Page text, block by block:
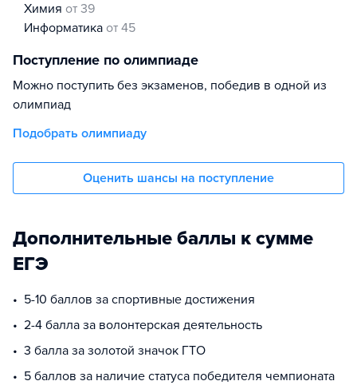
химия от 39
информатика от 45
Поступление по олимпиаде
Можно поступить без экзаменов, победив в одной из
олимпиад
Подобрать олимпиаду
Оценить шансы на поступление
Дополнительные баллы к сумме
ЕГЭ
5-10 баллов за спортивные достижения
2-4 балла за волонтерская деятельность
3 балла за золотой значок ГТО
5 баллов за наличие статуса победителя чемпионата